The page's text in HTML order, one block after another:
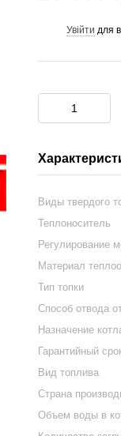
Увійти для
Виды твердого
Теплоноситель
Регулирование
Материал
Тип топки
Способ отвода
Назначение
Гарантийный
Вид топлива
Страна
Объем воды в